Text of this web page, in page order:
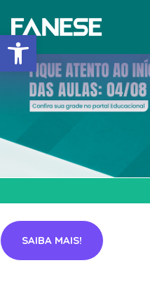
Barra de
SAIBA MAIS!